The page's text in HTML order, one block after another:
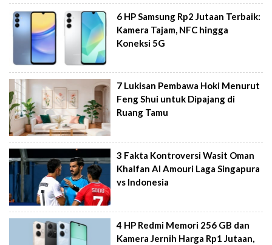
6 HP Samsung Rp2 Jutaan Terbaik:
Kamera Tajam, NFC hingga
Koneksi 5G
7 Lukisan Pembawa Hoki Menurut
Feng Shui untuk Dipajang di
Ruang Tamu
3 Fakta Kontroversi Wasit Oman
Khalfan Al Amouri Laga Singapura
vs Indonesia
4 HP Redmi Memori 256 GB dan
Kamera Jernih Harga Rp1 Jutaan,